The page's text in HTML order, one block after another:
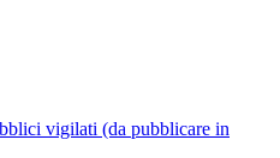
vigilati (da pubblicare in